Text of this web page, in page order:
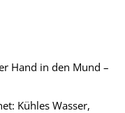
Hand in den Mund –
Kühles Wasser,